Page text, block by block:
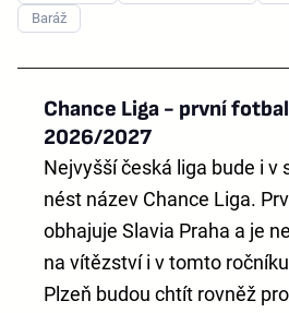
Baráž
Chance Liga - první
2026/2027
Nejvyšší česká liga bude i v
nést název Chance Liga.
obhajuje Slavia Praha a je
na vítězství i v tomto
Plzeň budou chtít rovněž